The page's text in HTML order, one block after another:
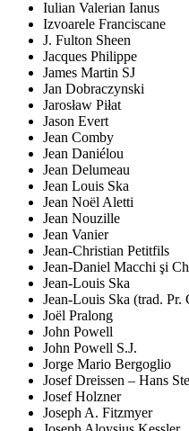
Iulian Valerian Ianus
Izvoarele Franciscane
J. Fulton Sheen
Jacques Philippe
James Martin SJ
Jan Dobraczynski
Jarosław Piłat
Jason Evert
Jean Comby
Jean Daniélou
Jean Delumeau
Jean Louis Ska
Jean Noël Aletti
Jean Nouzille
Jean Vanier
Jean-Christian Petitfils
Jean-Daniel Macchi şi
Jean-Louis Ska
Jean-Louis Ska (trad. Pr.
Joël Pralong
John Powell
John Powell S.J.
Jorge Mario Bergoglio
Josef Dreissen – Hans
Josef Holzner
Joseph A. Fitzmyer